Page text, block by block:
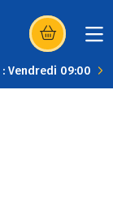
(s’ouvre dans
Vendredi 09:00